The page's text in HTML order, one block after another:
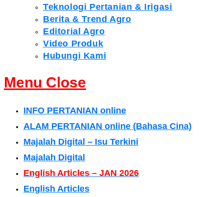
Teknologi Pertanian & Irigasi
Berita & Trend Agro
Editorial Agro
Video Produk
Hubungi Kami
Menu Close
INFO PERTANIAN online
ALAM PERTANIAN online (Bahasa Cina)
Majalah Digital – Isu Terkini
Majalah Digital
English Articles – JAN 2026
English Articles